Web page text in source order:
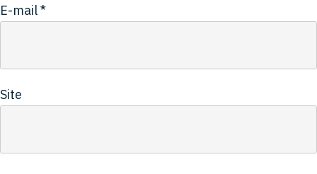
E-mail*
Site